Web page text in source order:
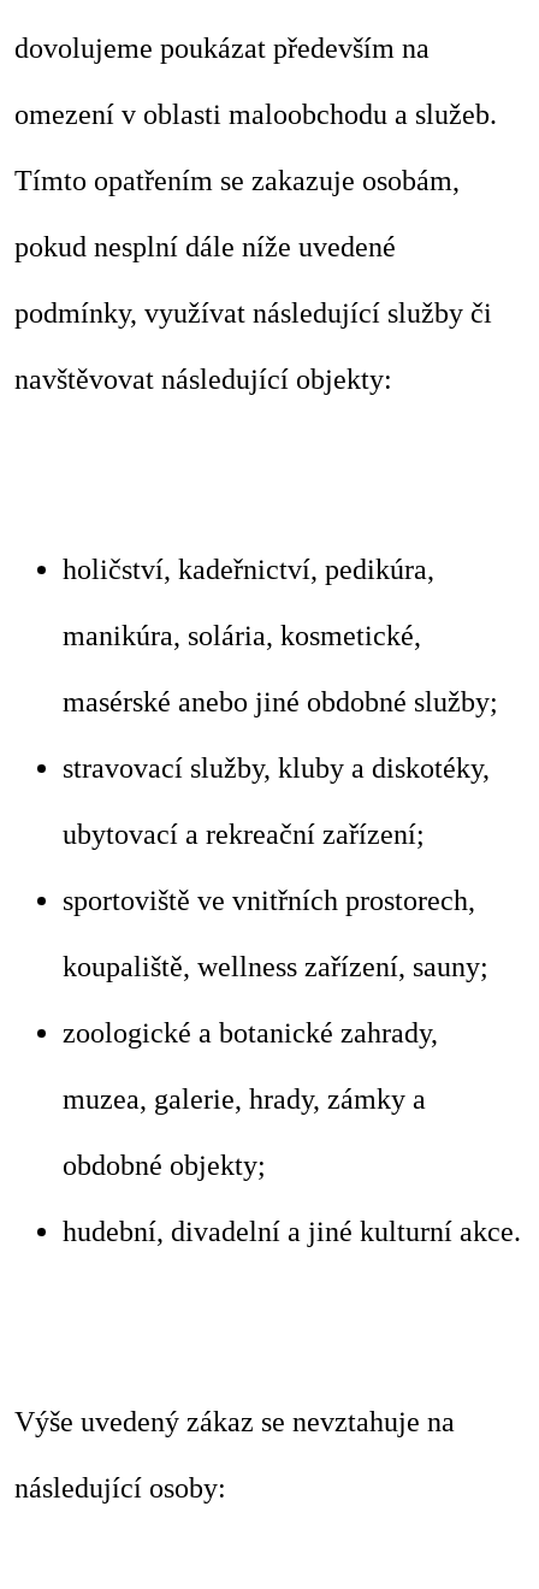
dovolujeme poukázat především na
omezení v oblasti maloobchodu a služeb.
Tímto opatřením se zakazuje osobám,
pokud nesplní dále níže uvedené
podmínky, využívat následující služby či
navštěvovat následující objekty:
holičství, kadeřnictví, pedikúra,
manikúra, solária, kosmetické,
masérské anebo jiné obdobné služby;
stravovací služby, kluby a diskotéky,
ubytovací a rekreační zařízení;
sportoviště ve vnitřních prostorech,
koupaliště, wellness zařízení, sauny;
zoologické a botanické zahrady,
muzea, galerie, hrady, zámky a
obdobné objekty;
hudební, divadelní a jiné kulturní akce.
Výše uvedený zákaz se nevztahuje na
následující osoby: